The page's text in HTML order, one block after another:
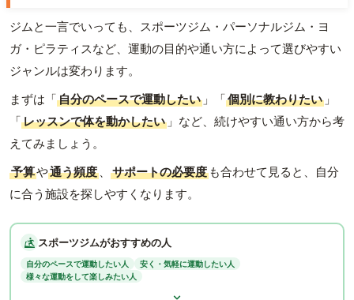
ジムと一言でいっても、スポーツジム・パーソナルジム・ヨ
ガ・ピラティスなど、運動の目的や通い方によって選びやすい
ジャンルは変わります。
まずは「自分のペースで運動したい 」「個別に教わりたい 」
「レッスンで体を動かしたい 」など、続けやすい通い方から考
えてみましょう。
予算や通う頻度 、 サポートの必要度 も合わせて見ると、自分
に合う施設を探しやすくなります。
スポーツジムがおすすめの人
自分のペースで運動したい人
安く・気軽に運動したい人
様々な運動をして楽しみたい人